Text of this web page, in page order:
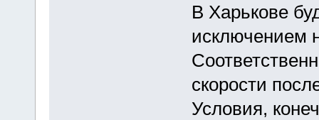
В Харькове
исключением
скорости
Условия,